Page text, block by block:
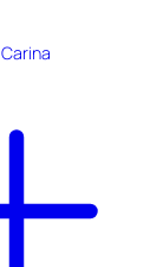
Carina